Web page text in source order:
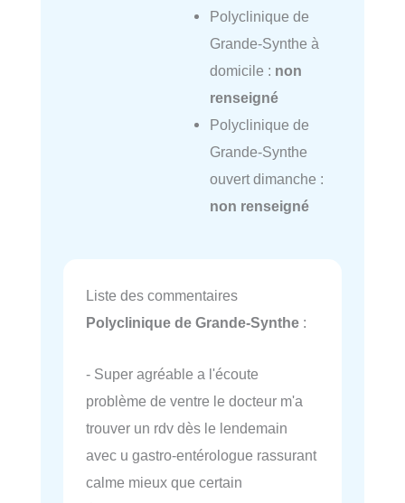
Polyclinique de
Grande-Synthe à
domicile : non
renseigné
Polyclinique de
Grande-Synthe
ouvert dimanche :
non renseigné
Liste des commentaires
Polyclinique de Grande-Synthe :
- Super agréable a l'écoute
problème de ventre le docteur m'a
trouver un rdv dès le lendemain
avec u gastro-entérologue rassurant
calme mieux que certain